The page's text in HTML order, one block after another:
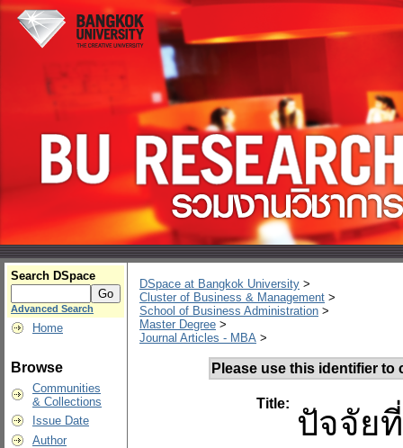
Search DSpace
Advanced Search
Home
Browse
Communities
& Collections
Issue Date
Author
DSpace at Bangkok University >
Cluster of Business & Management >
School of Business Administration >
Master Degree >
Journal Articles - MBA >
Please use this identifier
Title:
ปัจจัย